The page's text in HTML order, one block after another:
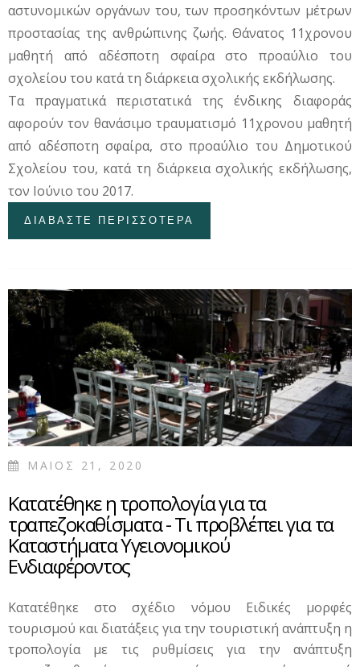
αστυνομικών οργάνων του, των προσηκόντων μέτρων
προστασίας της ανθρώπινης ζωής. Θάνατος 11χρονου
μαθητή από αδέσποτη σφαίρα στο προαύλιο του
σχολείου του κατά τη διάρκεια σχολικής εκδήλωσης.
Τα πραγματικά περιστατικά της ένδικης διαφοράς
αφορούν τον θανάσιμο τραυματισμό 11χρονου μαθητή
από αδέσποτη σφαίρα, στο προαύλιο του Δημοτικού
Σχολείου του, κατά τη διάρκεια σχολικής εκδήλωσης,
τον Ιούνιο του 2017.
ΔΙΑΒΑΣΤΕ ΠΕΡΙΣΣΟΤΕΡΑ
11ΧΡΟΝΟΥ ΜΑΘΗΤΗ
ΑΣΤΙΚΗ ΕΥΘΥΝΗ ΤΟΥ
ΔΗΜΟΣΙΟΥ ΓΙΑ
ΠΑΡΑΛΕΙΨΕΙΣ ΤΗΣ
ΑΣΤΥΝΟΜΙΑΣ (ΔΠΡΑΘ)
ΜΑΙΟΣ 21, 2020
Κατατέθηκε η τροπολογία για τα
τραπεζοκαθίσματα - Τι προβλέπει για τα
Καταστήματα Υγειονομικού
Ενδιαφέροντος
Κατατέθηκε στο σχέδιο νόμου Ειδικές μορφές
τουρισμού και διατάξεις για την τουριστική ανάπτυξη η
τροπολογία με τις ρυθμίσεις για την ανάπτυξη